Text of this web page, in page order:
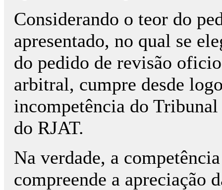
Considerando o teor do
apresentado, no qual se
do pedido de revisão
arbitral, cumpre desde
incompetência do
do RJAT.
Na verdade, a
compreende a apreciação